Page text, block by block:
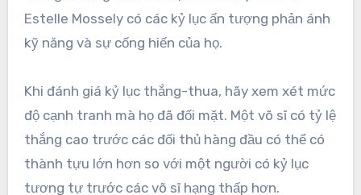
Estelle Mossely có các kỷ lục ấn tượng phản ánh
kỹ năng và sự cống hiến của họ.
Khi đánh giá kỷ lục thắng-thua, hãy xem xét mức
độ cạnh tranh mà họ đã đối mặt. Một võ sĩ có tỷ lệ
thắng cao trước các đối thủ hàng đầu có thể có
thành tựu lớn hơn so với một người có kỷ lục
tương tự trước các võ sĩ hạng thấp hơn.